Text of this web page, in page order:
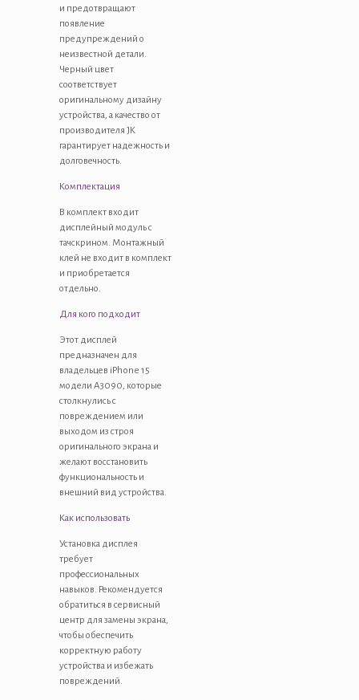
и предотвращают
появление
предупреждений о
неизвестной детали.
Черный цвет
соответствует
оригинальному дизайну
устройства, а качество от
производителя JK
гарантирует надежность и
долговечность.
Комплектация
В комплект входит
дисплейный модуль с
тачскрином. Монтажный
клей не входит в комплект
и приобретается
отдельно.
Для кого подходит
Этот дисплей
предназначен для
владельцев iPhone 15
модели A3090, которые
столкнулись с
повреждением или
выходом из строя
оригинального экрана и
желают восстановить
функциональность и
внешний вид устройства.
Как использовать
Установка дисплея
требует
профессиональных
навыков. Рекомендуется
обратиться в сервисный
центр для замены экрана,
чтобы обеспечить
корректную работу
устройства и избежать
повреждений.